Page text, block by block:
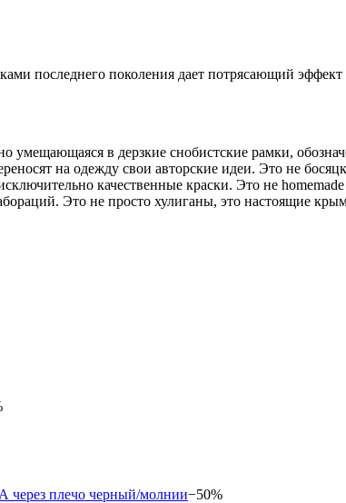
последнего поколения дает потрясающий
в дерзкие снобистские рамки,
на одежду свои авторские идеи. Это не
качественные краски. Это не
Это не просто хулиганы, это настоящие
−50%